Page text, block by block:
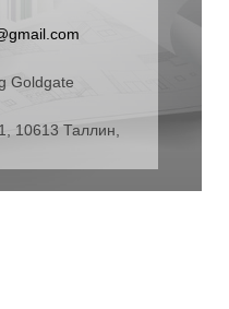
Goldgate
10613 Таллин,